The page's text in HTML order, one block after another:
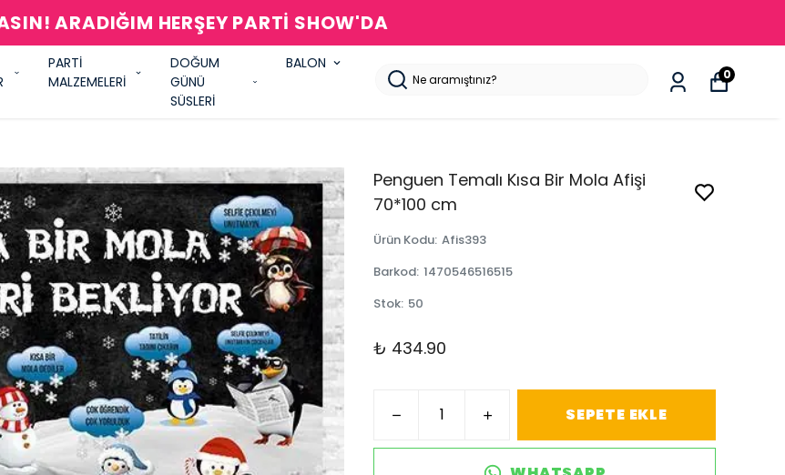
ARADIĞIM HERŞEY PARTİ SHOW'DA
PARTİ
MALZEMELERİ
DOĞUM
GÜNÜ
SÜSLERİ
BALON
0
Penguen Temalı Kısa Bir Mola Afişi
70*100 cm
Ürün Kodu: Afis393
Barkod: 1470546516515
Stok: 50
₺ 434.90
SEPETE EKLE